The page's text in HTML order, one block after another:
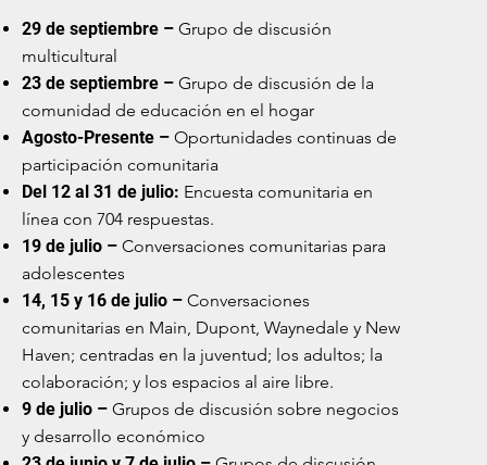
29 de septiembre –Grupo de discusión
multicultural
23 de septiembre –Grupo de discusión de la
comunidad de educación en el hogar
Agosto-Presente –Oportunidades continuas de
participación comunitaria
Del 12 al 31 de julio: Encuesta comunitaria en
línea con 704 respuestas.
19 de julio –Conversaciones comunitarias para
adolescentes
14, 15 y 16 de julio –Conversaciones
comunitarias en Main, Dupont, Waynedale y New
Haven; centradas en la juventud; los adultos; la
colaboración; y los espacios al aire libre.
9 de julio –Grupos de discusión sobre negocios
y desarrollo económico